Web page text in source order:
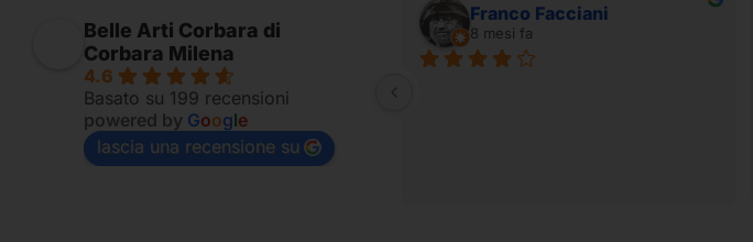
Belle Arti Corbara di
Corbara Milena
4.6
Basato su 199 recensioni
powered by Google
lascia una recensione su
7 mesi fa
Fornito per appassionati
Franco Facciani
8 mesi fa